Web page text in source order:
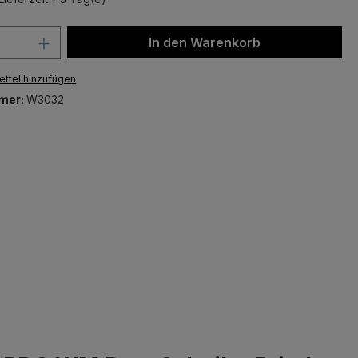
Anzahl: Gib den gewünschten Wert
In den Warenkorb
hinzufügen
W3032